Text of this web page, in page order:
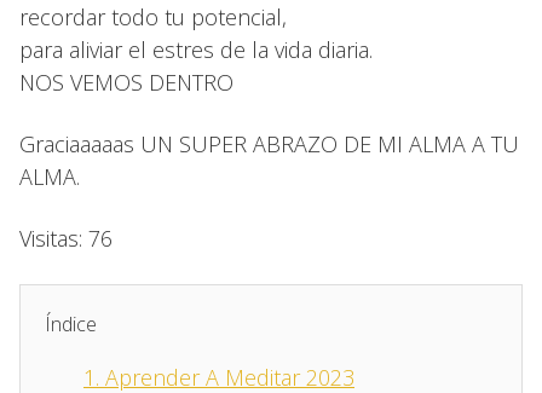
recordar todo tu potencial,
para aliviar el estres de la vida diaria.
NOS VEMOS DENTRO
Graciaaaaas UN SUPER ABRAZO DE MI ALMA A TU
ALMA.
Visitas: 76
Índice
1. Aprender A Meditar 2023